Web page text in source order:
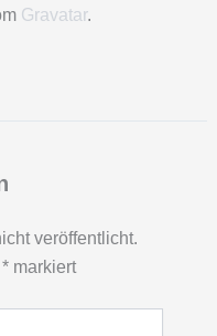
Gravatar.
veröffentlicht.
*markiert